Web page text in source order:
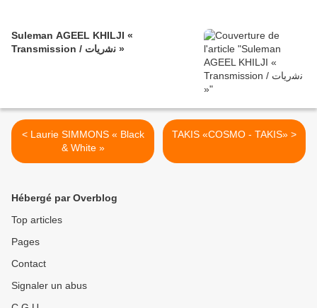
Suleman AGEEL KHILJI «
Transmission / ﻧﺷرﯾﺎت »
< Laurie SIMMONS « Black
& White »
TAKIS «COSMO - TAKIS» >
Hébergé par Overblog
Top articles
Pages
Contact
Signaler un abus